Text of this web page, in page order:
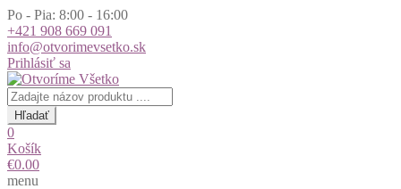
Po - Pia: 8:00 - 16:00
+421 908 669 091
info@otvorimevsetko.sk
Prihlásiť sa
Products
search
Hľadať
0
Košík
€0.00
menu